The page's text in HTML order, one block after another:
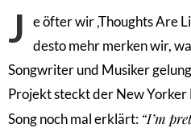
J
e öfter wir ‚Thoughts Are
desto mehr merken wir,
Songwriter und Musiker
Projekt steckt der New Yorker
Song noch mal erklärt: “I’m